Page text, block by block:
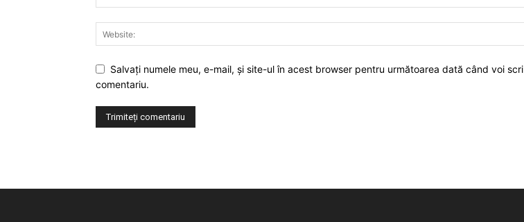
Salvaţi numele meu, e-mail, şi site-ul în acest browser pentru următoarea dată când voi scri
comentariu.